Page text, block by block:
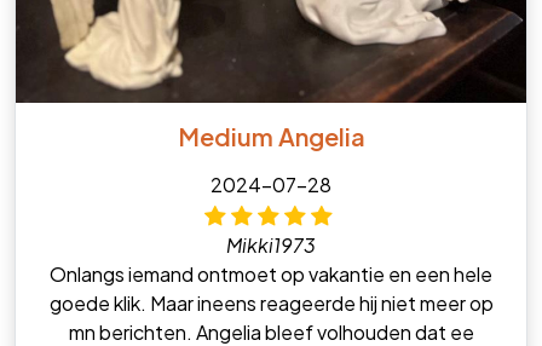
Medium Angelia
2024-07-28
Mikki1973
Onlangs iemand ontmoet op vakantie en een hele
goede klik. Maar ineens reageerde hij niet meer op
mn berichten. Angelia bleef volhouden dat ee